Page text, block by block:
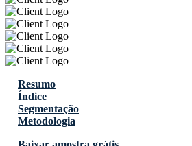
Resumo
Índice
Segmentação
Metodologia